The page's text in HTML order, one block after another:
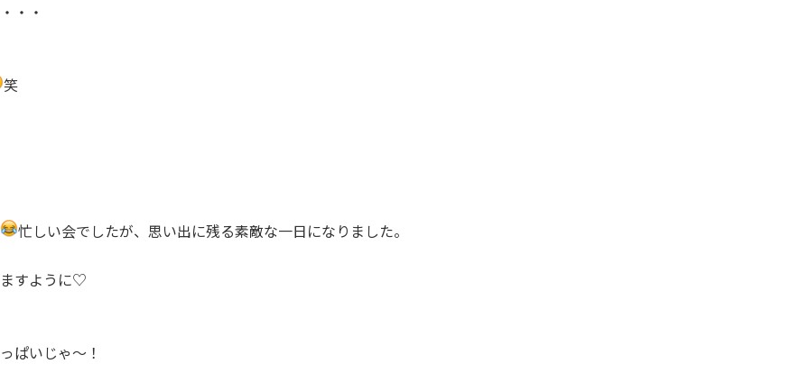
・・
笑
忙しい会でしたが、思い出に残る素敵な一日になりました。
すように♡
ぱいじゃ～！